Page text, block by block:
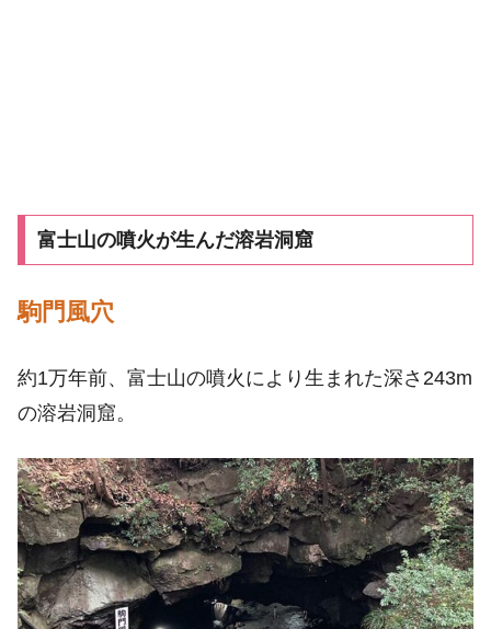
富士山の噴火が生んだ溶岩洞窟
駒門風穴
約1万年前、富士山の噴火により生まれた深さ243m
の溶岩洞窟。